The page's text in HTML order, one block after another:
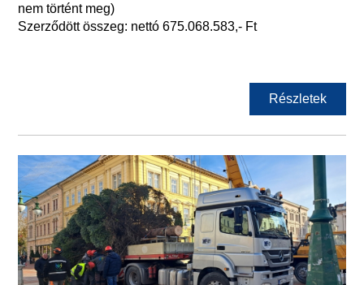
nem történt meg)
Szerződött összeg: nettó 675.068.583,- Ft
Részletek